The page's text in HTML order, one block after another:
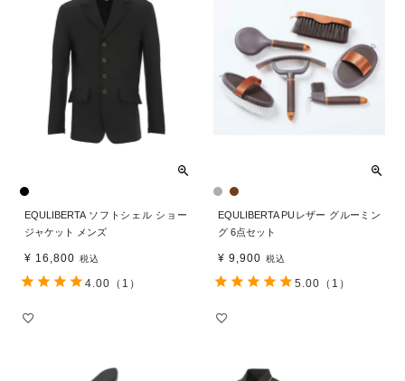
EQULIBERTA ソフトシェル ショー
ジャケット メンズ
¥ 16,800 税込
4.00 （1）
EQULIBERTA PUレザー グルーミン
グ 6点セット
¥ 9,900 税込
5.00 （1）